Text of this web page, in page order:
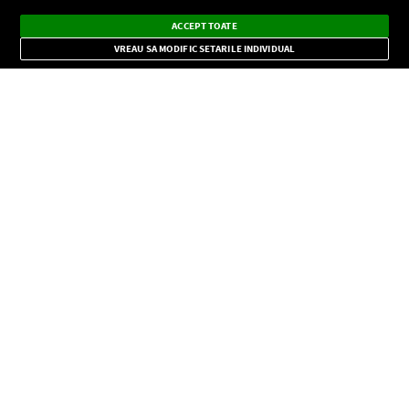
CONFIDENŢIALITATE
Dark
Mode
Radio live, podcasturi, știri și alerte
importante.
×
ACCEPT TOATE
VREAU SA MODIFIC SETARILE INDIVIDUAL